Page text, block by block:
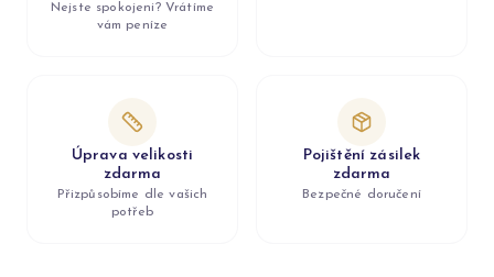
Nejste spokojeni? Vrátíme
vám peníze
Úprava velikosti
zdarma
Přizpůsobíme dle vašich
potřeb
Pojištění zásilek
zdarma
Bezpečné doručení